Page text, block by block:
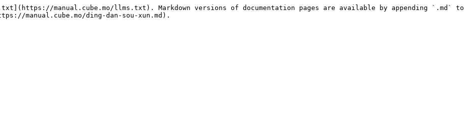
manual.cube.mo/llms.txt). Markdown versions of documentation pages are available by appending `.md` to
manual.cube.mo/ding-dan-sou-xun.md).